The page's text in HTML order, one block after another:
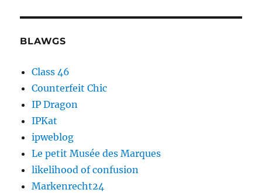
BLAWGS
Class 46
Counterfeit Chic
IP Dragon
IPKat
ipweblog
Le petit Musée des Marques
likelihood of confusion
Markenrecht24